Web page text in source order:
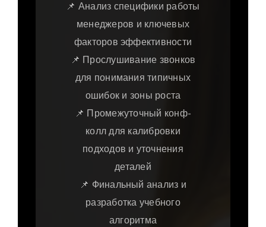
📌 Анализ специфики работы
менеджеров и ключевых
факторов эффективности
📌 Прослушивание звонков
для понимания типичных
ошибок и зоны роста
📌 Промежуточный конф-
колл для калибровки
подходов и уточнения
деталей
📌 Финальный анализ и
разработка учебного
алгоритма